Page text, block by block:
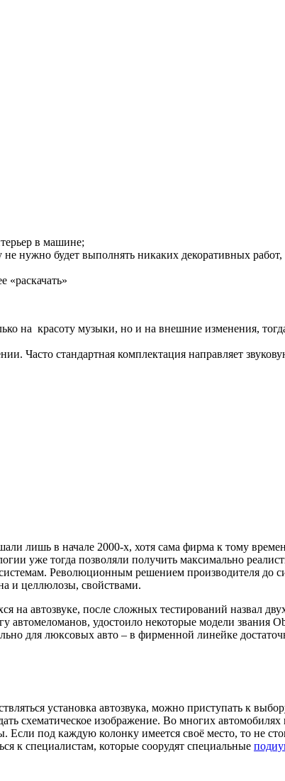
в машине;
нужно будет выполнять никаких декоративных
«раскачать»
на красоту музыки, но и на внешние изменения,
Часто стандартная комплектация направляет
лишь в начале 2000-х, хотя сама фирма к тому
уже тогда позволяли получить максимально
Революционным решением производителя
и целлюлозы, свойствами.
на автозвуке, после сложных тестирований назвал
удостоило некоторые модели звания
для люксовых авто – в фирменной линейке
установка автозвука, можно приступать к
схематическое изображение. Во многих автомобилях
под каждую колонку имеется своё место, то не
к специалистам, которые соорудят специальные